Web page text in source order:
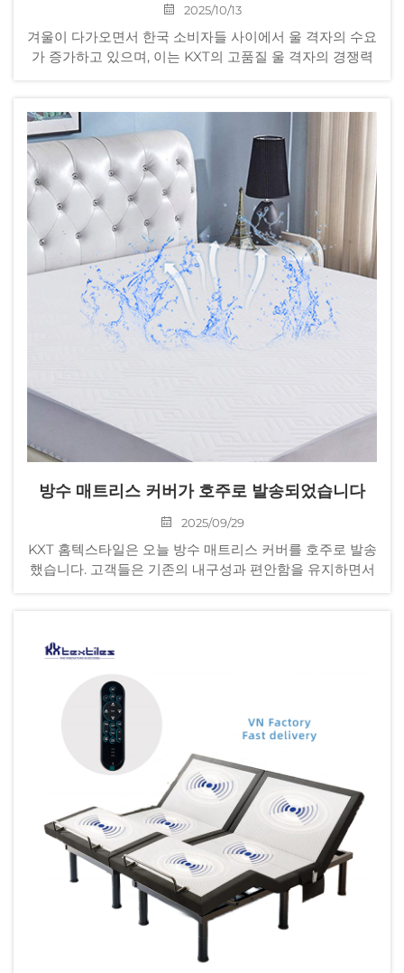
2025/10/13
겨울이 다가오면서 한국 소비자들 사이에서 울 격자의 수요
가 증가하고 있으며, 이는 KXT의 고품질 울 격자의 경쟁력
방수 매트리스 커버가 호주로 발송되었습니다
2025/09/29
KXT 홈텍스타일은 오늘 방수 매트리스 커버를 호주로 발송
했습니다. 고객들은 기존의 내구성과 편안함을 유지하면서